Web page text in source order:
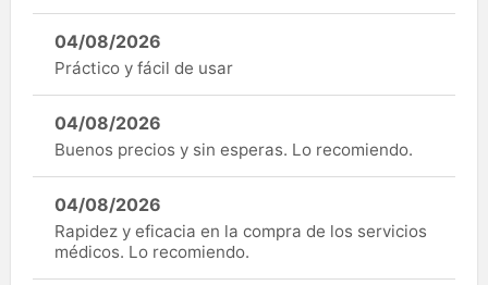
04/08/2026
Práctico y fácil de usar
04/08/2026
Buenos precios y sin esperas. Lo recomiendo.
04/08/2026
Rapidez y eficacia en la compra de los servicios
médicos. Lo recomiendo.